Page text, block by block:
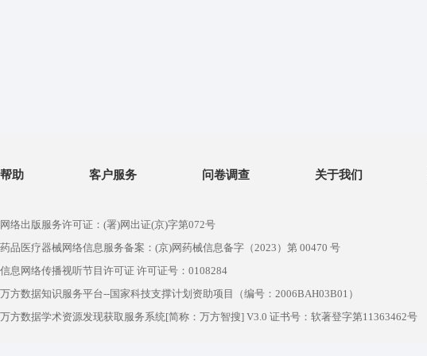
帮助 客户服务 问卷调查 关于我们
网络出版服务许可证：(署)网出证(京)字第072号
药品医疗器械网络信息服务备案：(京)网药械信息备字（2023）第 00470 号
信息网络传播视听节目许可证 许可证号：0108284
万方数据知识服务平台--国家科技支撑计划资助项目（编号：2006BAH03B01）
万方数据学术资源发现获取服务系统[简称：万方智搜] V3.0 证书号：软著登字第11363462号